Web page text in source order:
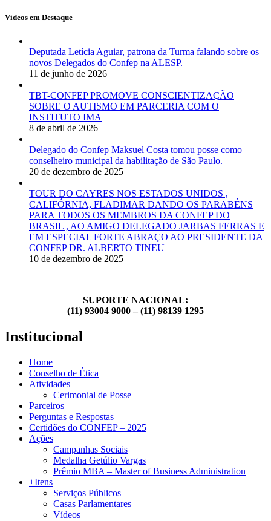
Vídeos em Destaque
Deputada Letícia Aguiar, patrona da Turma falando sobre os
novos Delegados do Confep na ALESP.
11 de junho de 2026
TBT-CONFEP PROMOVE CONSCIENTIZAÇÃO
SOBRE O AUTISMO EM PARCERIA COM O
INSTITUTO IMA
8 de abril de 2026
Delegado do Confep Maksuel Costa tomou posse como
conselheiro municipal da habilitação de São Paulo.
20 de dezembro de 2025
TOUR DO CAYRES NOS ESTADOS UNIDOS ,
CALIFÓRNIA, FLADIMAR DANDO OS PARABÉNS
PARA TODOS OS MEMBROS DA CONFEP DO
BRASIL , AO AMIGO DELEGADO JARBAS FERRAS E
EM ESPECIAL FORTE ABRAÇO AO PRESIDENTE DA
CONFEP DR. ALBERTO TINEU
10 de dezembro de 2025
SUPORTE NACIONAL:
(11) 93004 9000 – (11) 98139 1295
Institucional
Home
Conselho de Ética
Atividades
Cerimonial de Posse
Parceiros
Perguntas e Respostas
Certidões do CONFEP – 2025
Ações
Campanhas Sociais
Medalha Getúlio Vargas
Prêmio MBA – Master of Business Administration
+Itens
Serviços Públicos
Casas Parlamentares
Vídeos